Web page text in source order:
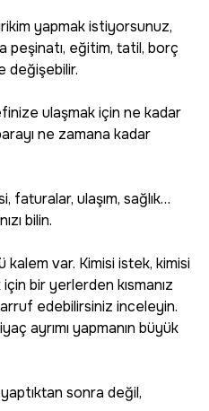
yapmak istiyorsunuz,
peşinatı, eğitim, tatil, borç
değişebilir.
ulaşmak için ne kadar
ne zamana kadar
faturalar, ulaşım, sağlık…
bilin.
var. Kimisi istek, kimisi
bir yerlerden kısmanız
edebilirsiniz inceleyin.
ayrımı yapmanın büyük
sonra değil,